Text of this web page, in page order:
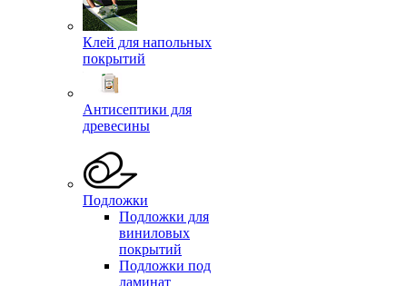
Клей для напольных
покрытий
Антисептики для
древесины
Подложки
Подложки для
виниловых
покрытий
Подложки под
ламинат